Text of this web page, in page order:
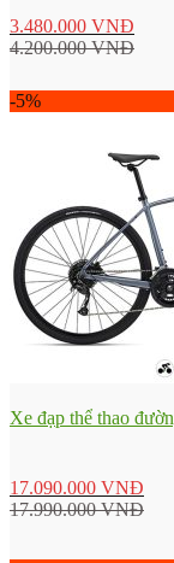
3.480.000 VNĐ
4.200.000VNĐ
-5%
Xe đạp thể thao
17.090.000 VNĐ
17.990.000VNĐ